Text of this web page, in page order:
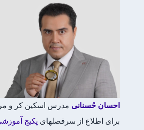
احسان حُسنانی مدرس اسکین کر و
برای اطلاع از سرفصلهای پکیج